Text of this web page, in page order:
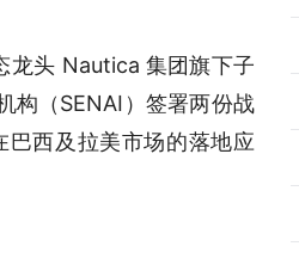
龙头 Nautica 集团旗下子
构（SENAI）签署两份战
西及拉美市场的落地应